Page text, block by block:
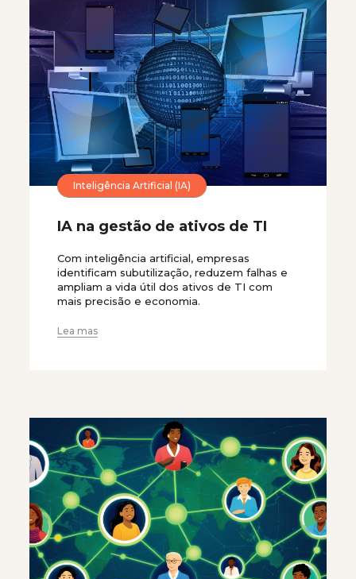
Inteligência Artificial (IA)
IA na gestão de ativos de TI
Com inteligência artificial, empresas
identificam subutilização, reduzem falhas e
ampliam a vida útil dos ativos de TI com
mais precisão e economia.
Lea mas